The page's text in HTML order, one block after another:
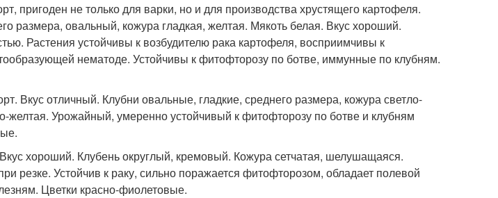
пригоден не только для варки, но и для производства хрустящего картофеля.
размера, овальный, кожура гладкая, желтая. Мякоть белая. Вкус хороший.
Растения устойчивы к возбудителю рака картофеля, восприимчивы к
нематоде. Устойчивы к фитофторозу по ботве, иммунные по клубням.
Вкус отличный. Клубни овальные, гладкие, среднего размера, кожура светло-
желтая. Урожайный, умеренно устойчивый к фитофторозу по ботве и клубням
хороший. Клубень округлый, кремовый. Кожура сетчатая, шелушащаяся.
резке. Устойчив к раку, сильно поражается фитофторозом, обладает полевой
Цветки красно-фиолетовые.